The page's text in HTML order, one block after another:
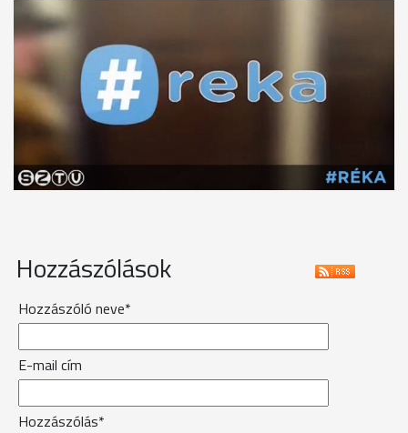
Hozzászólások
Hozzászóló neve*
E-mail cím
Hozzászólás*